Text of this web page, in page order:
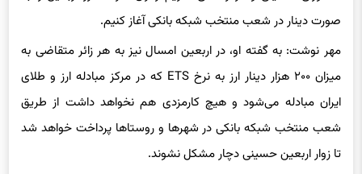
صورت دینار در شعب منتخب شبکه بانکی آغاز کنیم.
مهر نوشت: به گفته او، در اربعین امسال نیز به هر زائر متقاضی به
میزان ۲۰۰ هزار دینار ارز به نرخ ETS که در مرکز مبادله ارز و طلای
ایران مبادله می‌شود و هیچ کارمزدی هم نخواهد داشت از طریق
شعب منتخب شبکه بانکی در شهرها و روستاها پرداخت خواهد شد
تا زوار اربعین حسینی دچار مشکل نشوند.